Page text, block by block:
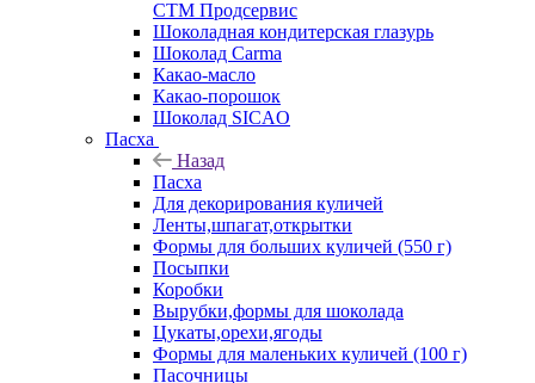
СТМ Продсервис
Шоколадная кондитерская глазурь
Шоколад Carma
Какао-масло
Какао-порошок
Шоколад SICAO
Пасха
Назад
Пасха
Для декорирования куличей
Ленты,шпагат,открытки
Формы для больших куличей (550 г)
Посыпки
Коробки
Вырубки,формы для шоколада
Цукаты,орехи,ягоды
Формы для маленьких куличей (100 г)
Пасочницы